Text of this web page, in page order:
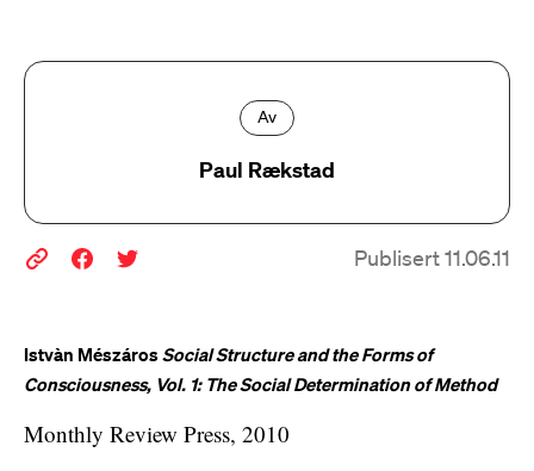
Av
Paul Rækstad
Publisert 11.06.11
Istvàn Mészáros Social Structure and the Forms of
Consciousness, Vol. 1: The Social Determination of Method
Monthly Review Press, 2010